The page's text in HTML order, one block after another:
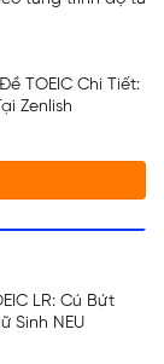
TOEIC Chi Tiết:
Zenlish
LR: Cú Bứt
Sinh NEU